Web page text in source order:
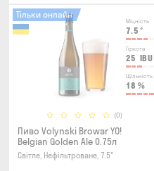
Міцність
7.5 °
Гіркота
25 IBU
Щільність
18 %
(0)
Тільки онлайн
Пиво Volynski Browar YO!
Belgian Golden Ale 0.75л
Світле, Нефільтроване, 7.5°